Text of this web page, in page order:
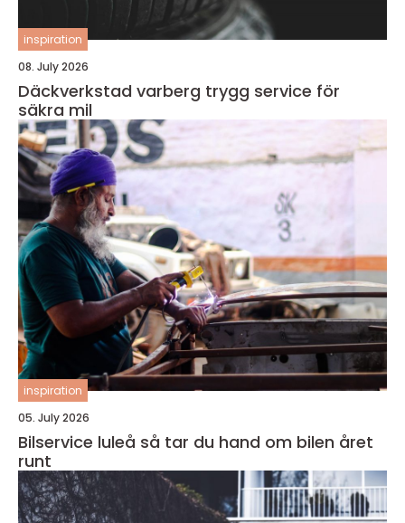
inspiration
08. July 2026
Däckverkstad varberg trygg service för
säkra mil
inspiration
05. July 2026
Bilservice luleå så tar du hand om bilen året
runt